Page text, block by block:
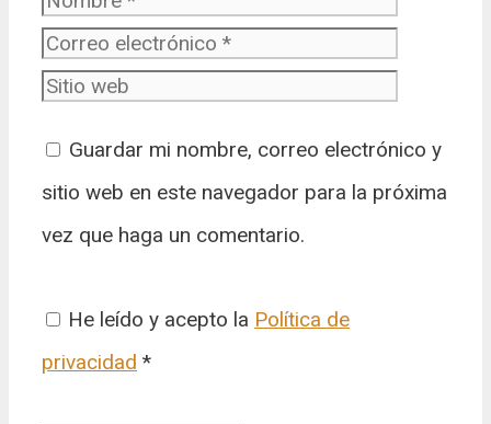
Guardar mi nombre, correo electrónico y
sitio web en este navegador para la próxima
vez que haga un comentario.
He leído y acepto la Política de
privacidad *